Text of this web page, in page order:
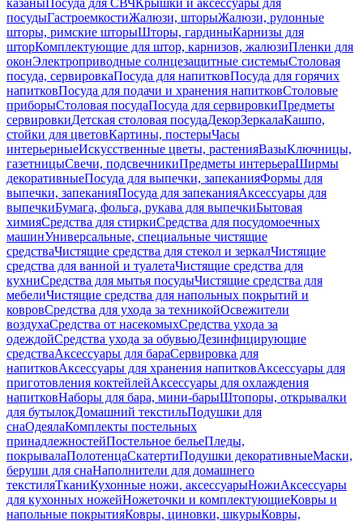
казаныПосуда для СВЧКрышки и аксессуары для
посудыГастроемкостиЖалюзи, шторыЖалюзи, рулонные
шторы, римские шторыШторы, гардиныКарнизы для
шторКомплектующие для штор, карнизов, жалюзиПленки для
оконЭлектроприводные солнцезащитные системыСтоловая
посуда, сервировкаПосуда для напитковПосуда для горячих
напитковПосуда для подачи и хранения напитковСтоловые
приборыСтоловая посудаПосуда для сервировкиПредметы
сервировкиДетская столовая посудаДекорЗеркалаКашпо,
стойки для цветовКартины, постерыЧасы
интерьерныеИскусственные цветы, растенияВазыКлючницы,
газетницыСвечи, подсвечникиПредметы интерьераШирмы
декоративныеПосуда для выпечки, запеканияФормы для
выпечки, запеканияПосуда для запеканияАксессуары для
выпечкиБумага, фольга, рукава для выпечкиБытовая
химияСредства для стиркиСредства для посудомоечных
машинУниверсальные, специальные чистящие
средстваЧистящие средства для стекол и зеркалЧистящие
средства для ванной и туалетаЧистящие средства для
кухниСредства для мытья посудыЧистящие средства для
мебелиЧистящие средства для напольных покрытий и
ковровСредства для ухода за техникойОсвежители
воздухаСредства от насекомыхСредства ухода за
одеждойСредства ухода за обувьюДезинфицирующие
средстваАксессуары для бараСервировка для
напитковАксессуары для хранения напитковАксессуары для
приготовления коктейлейАксессуары для охлаждения
напитковНаборы для бара, мини-барыШтопоры, открывалки
для бутылокДомашний текстильПодушки для
снаОдеялаКомплекты постельных
принадлежностейПостельное бельеПледы,
покрывалаПолотенцаСкатертиПодушки декоративныеМаски,
беруши для снаНаполнители для домашнего
текстиляТканиКухонные ножи, аксессуарыНожиАксессуары
для кухонных ножейНожеточки и комплектующиеКовры и
напольные покрытияКовры, циновки, шкурыКовры,